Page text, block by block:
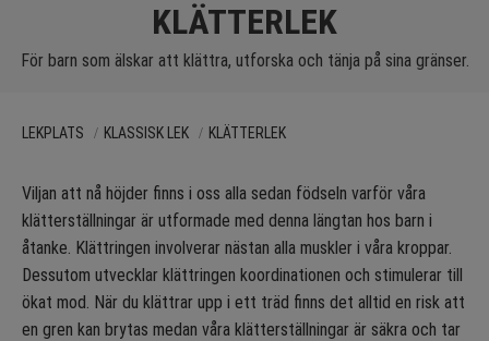
LEKPLATS KLASSISK LEK KLÄTTERLEK
KLÄTTERLEK
För barn som älskar att klättra, utforska och tänja på sina gränser.
Viljan att nå höjder finns i oss alla sedan födseln varför våra
klätterställningar är utformade med denna längtan hos barn i
åtanke. Klättringen involverar nästan alla muskler i våra kroppar.
Dessutom utvecklar klättringen koordinationen och stimulerar till
ökat mod. När du klättrar upp i ett träd finns det alltid en risk att
en gren kan brytas medan våra klätterställningar är säkra och tar